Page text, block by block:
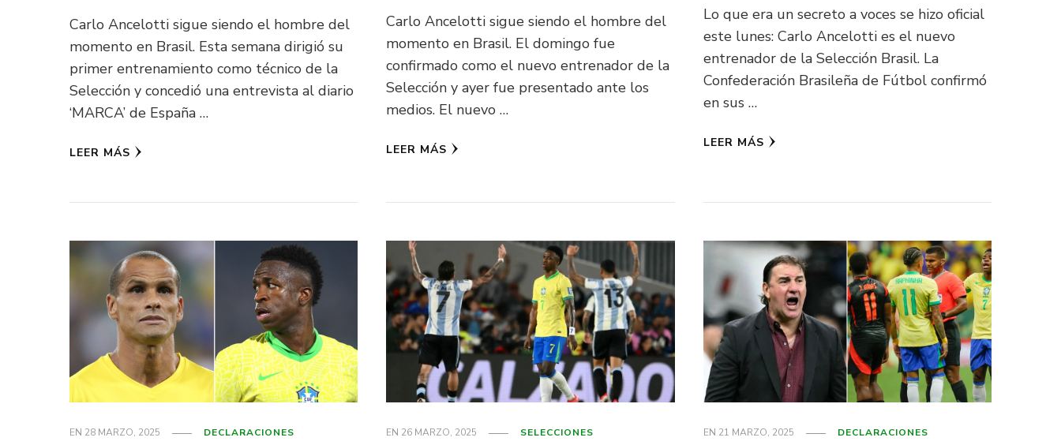
Carlo Ancelotti sigue siendo el hombre del
momento en Brasil. Esta semana dirigió su
primer entrenamiento como técnico de la
Selección y concedió una entrevista al diario
‘MARCA’ de España …
LEER MÁS
Carlo Ancelotti sigue siendo el hombre del
momento en Brasil. El domingo fue
confirmado como el nuevo entrenador de la
Selección y ayer fue presentado ante los
medios. El nuevo …
LEER MÁS
Lo que era un secreto a voces se hizo oficial
este lunes: Carlo Ancelotti es el nuevo
entrenador de la Selección Brasil. La
Confederación Brasileña de Fútbol confirmó
en sus …
LEER MÁS
EN 28 MARZO, 2025 DECLARACIONES EN 26 MARZO, 2025 SELECCIONES EN 21 MARZO, 2025 DECLARACIONES